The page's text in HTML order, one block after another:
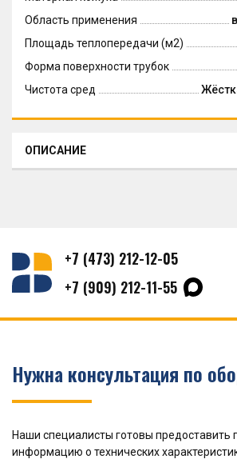
Область применения
Площадь теплопередачи (м2)
Форма поверхности трубок
Чистота сред
ОПИСАНИЕ
+7 (473) 212-12-05
+7 (909) 212-11-55
Нужна консультация по
Наши специалисты готовы предоставить
информацию о технических